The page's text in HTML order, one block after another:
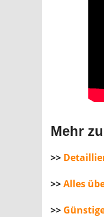
Mehr
>>
>>Alles
>>